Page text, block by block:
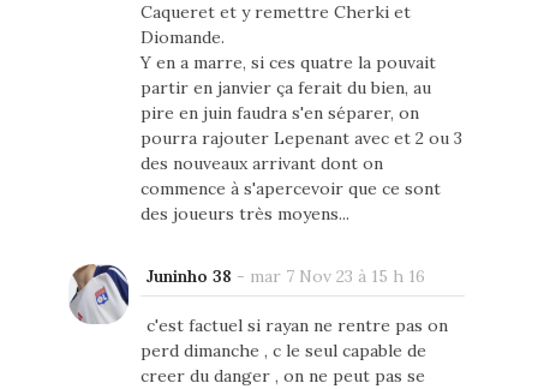
Caqueret et y remettre Cherki et
Diomande.
Y en a marre, si ces quatre la pouvait
partir en janvier ça ferait du bien, au
pire en juin faudra s'en séparer, on
pourra rajouter Lepenant avec et 2 ou 3
des nouveaux arrivant dont on
commence à s'apercevoir que ce sont
des joueurs très moyens...
Juninho 38 - mar 7 Nov 23 à 15 h 16
c'est factuel si rayan ne rentre pas on
perd dimanche , c le seul capable de
creer du danger , on ne peut pas se